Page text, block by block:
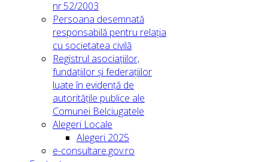
nr.52/2003
Persoana desemnată
responsabilă pentru relația
cu societatea civilă
Registrul asociațiilor,
fundațiilor și federațiilor
luate în evidență de
autoritățile publice ale
Comunei Belciugatele
Alegeri Locale
Alegeri 2025
e-consultare.gov.ro